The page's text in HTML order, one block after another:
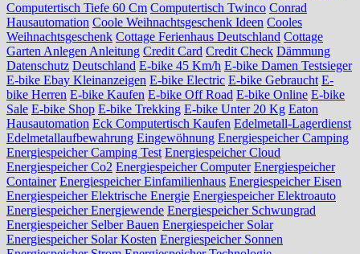
Computertisch Tiefe 60 Cm Computertisch Twinco Conrad
Hausautomation Coole Weihnachtsgeschenk Ideen Cooles
Weihnachtsgeschenk Cottage Ferienhaus Deutschland Cottage
Garten Anlegen Anleitung Credit Card Credit Check Dämmung
Datenschutz Deutschland E-bike 45 Km/h E-bike Damen Testsieger
E-bike Ebay Kleinanzeigen E-bike Electric E-bike Gebraucht E-
bike Herren E-bike Kaufen E-bike Off Road E-bike Online E-bike
Sale E-bike Shop E-bike Trekking E-bike Unter 20 Kg Eaton
Hausautomation Eck Computertisch Kaufen Edelmetall-Lagerdienst
Edelmetallaufbewahrung Eingewöhnung Energiespeicher Camping
Energiespeicher Camping Test Energiespeicher Cloud
Energiespeicher Co2 Energiespeicher Computer Energiespeicher
Container Energiespeicher Einfamilienhaus Energiespeicher Eisen
Energiespeicher Elektrische Energie Energiespeicher Elektroauto
Energiespeicher Energiewende Energiespeicher Schwungrad
Energiespeicher Selber Bauen Energiespeicher Solar
Energiespeicher Solar Kosten Energiespeicher Sonnen